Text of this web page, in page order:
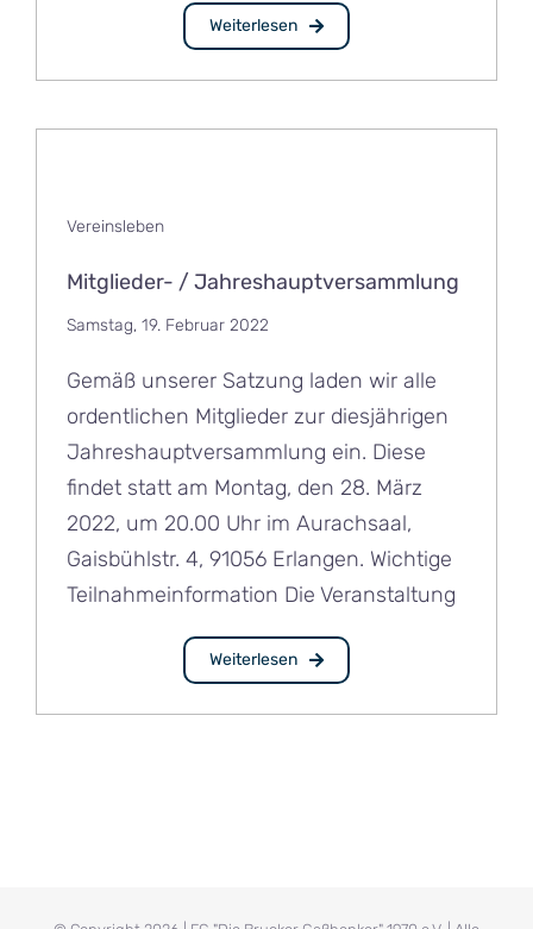
Weiterlesen
Vereinsleben
Mitglieder- / Jahreshauptversammlung
Samstag, 19. Februar 2022
Gemäß unserer Satzung laden wir alle
ordentlichen Mitglieder zur diesjährigen
Jahreshauptversammlung ein. Diese
findet statt am Montag, den 28. März
2022, um 20.00 Uhr im Aurachsaal,
Gaisbühlstr. 4, 91056 Erlangen. Wichtige
Teilnahmeinformation Die Veranstaltung
Weiterlesen